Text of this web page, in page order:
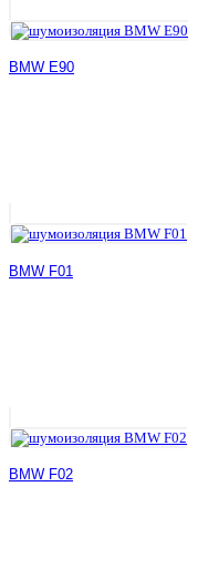
BMW E90
BMW F01
BMW F02